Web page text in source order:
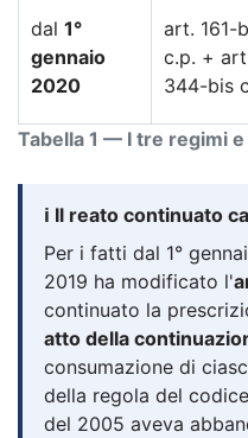
Tabella 1 — I tre regimi
dal 1°
gennaio
2020
art. 161-
c.p. +
344-bis
ℹ️ Il reato continuato
Per i fatti dal 1°
2019 ha modificato l'
continuato la
atto della
consumazione di
della regola del
del 2005 aveva